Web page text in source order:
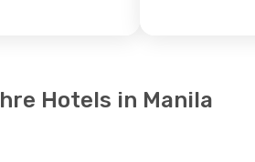
Hotels in Manila